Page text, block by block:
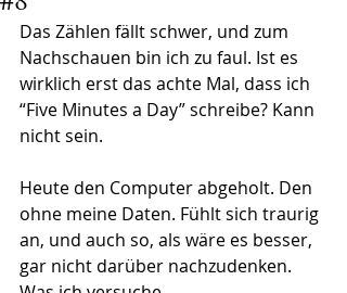
Das Zählen fällt schwer, und zum
Nachschauen bin ich zu faul. Ist es
wirklich erst das achte Mal, dass ich
“Five Minutes a Day” schreibe? Kann
nicht sein.
Heute den Computer abgeholt. Den
ohne meine Daten. Fühlt sich traurig
an, und auch so, als wäre es besser,
gar nicht darüber nachzudenken.